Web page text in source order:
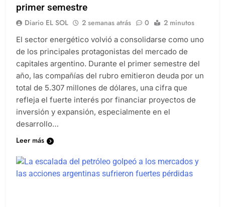
primer semestre
Diario EL SOL 2 semanas atrás 0 2 minutos
El sector energético volvió a consolidarse como uno
de los principales protagonistas del mercado de
capitales argentino. Durante el primer semestre del
año, las compañías del rubro emitieron deuda por un
total de 5.307 millones de dólares, una cifra que
refleja el fuerte interés por financiar proyectos de
inversión y expansión, especialmente en el
desarrollo…
Leer más